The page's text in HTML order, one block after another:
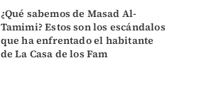
¿Qué sabemos de Masad Al-
Tamimi? Estos son los escándalos
que ha enfrentado el habitante
de La Casa de los Fam